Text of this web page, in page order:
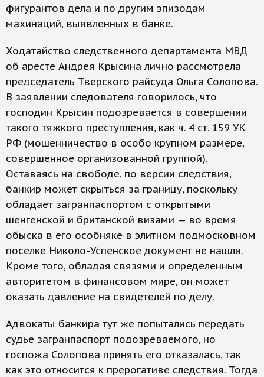
фигурантов дела и по другим эпизодам
махинаций, выявленных в банке.
Ходатайство следственного департамента МВД
об аресте Андрея Крысина лично рассмотрела
председатель Тверского райсуда Ольга Солопова.
В заявлении следователя говорилось, что
господин Крысин подозревается в совершении
такого тяжкого преступления, как ч. 4 ст. 159 УК
РФ (мошенничество в особо крупном размере,
совершенное организованной группой).
Оставаясь на свободе, по версии следствия,
банкир может скрыться за границу, поскольку
обладает загранпаспортом с открытыми
шенгенской и британской визами — во время
обыска в его особняке в элитном подмосковном
поселке Николо-Успенское документ не нашли.
Кроме того, обладая связями и определенным
авторитетом в финансовом мире, он может
оказать давление на свидетелей по делу.
Адвокаты банкира тут же попытались передать
судье загранпаспорт подозреваемого, но
госпожа Солопова принять его отказалась, так
как это относится к прерогативе следствия. Тогда